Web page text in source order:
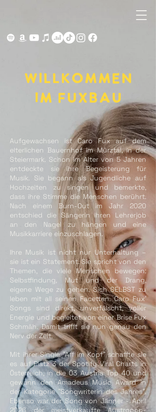
willkommen
im fuxbau
Aufgewachsen ist Caro Fux auf dem
elterlichen Bauernhof im Mürztal, in der
Steiermark. Schon im Alter von 5 Jahren
entdeckte sie ihre Begeisterung für
Musik. Sie begann als Jugendliche auf
Hochzeiten zu singen und bemerkte,
dass ihre Stimme die Menschen berührt.
Nach einem Burn-Out im Jahr 2020
entschied die Sängerin ihren Lehrerjob
an den Nagel zu hängen und eine
Musikkarriere einzuschlagen.
Ihre Musik ist nicht nur Unterhaltung –
sie ist ein Statement. Sie spricht von den
Themen, die viele Menschen bewegen:
Selbstfindung, Mut und der Drang,
eigene Wege zu gehen. Sich SELBST zu
leben mit all seinen Facetten. Caro Fux’
Songs sind direkt, unverfälscht, voller
Energie und begleitet von einer Brise Fux
Schmäh. Damit trifft sie nun genau den
Nerv der Zeit.
Mit ihrer Single "Aff im Kopf" schaffte sie
es auf Platz 3 der Spotify Viral Charts in
Österreich, in die Ö3 Austria Top 40 und
gewann den Amadeus Music Award in
der Kategorie "Songwriterin des Jahres".
Ebenso war der Song von Jänner - April
2026 der meistverkaufte Austropop-